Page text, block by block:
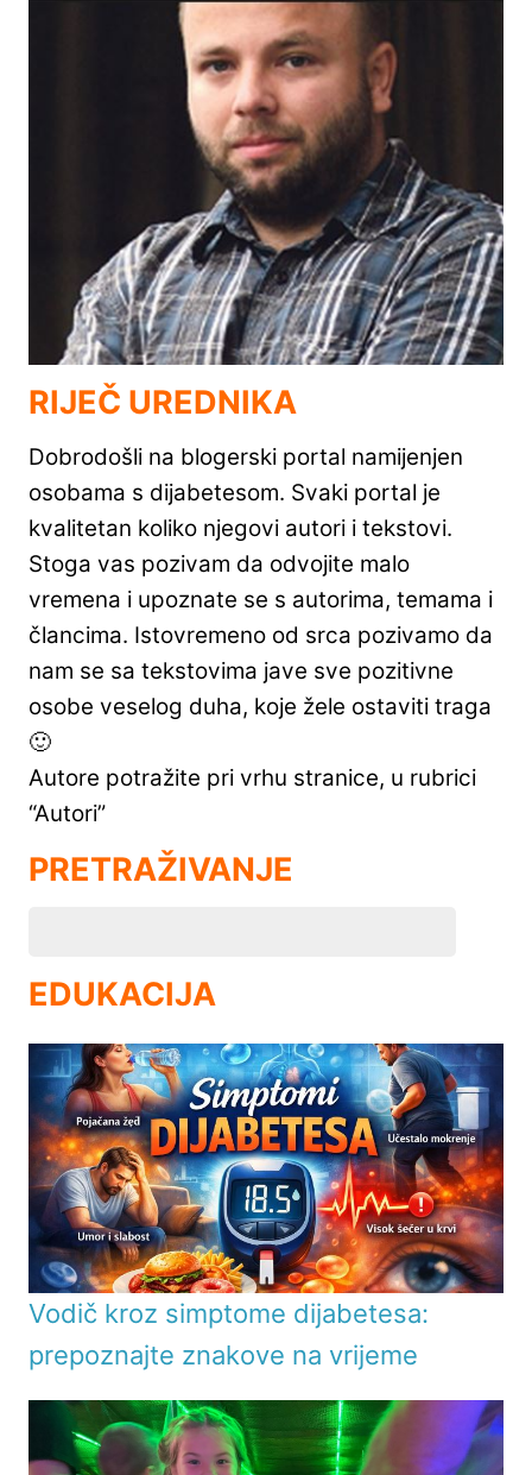
RIJEČ UREDNIKA
Dobrodošli na blogerski portal namijenjen
osobama s dijabetesom. Svaki portal je
kvalitetan koliko njegovi autori i tekstovi.
Stoga vas pozivam da odvojite malo
vremena i upoznate se s autorima, temama i
člancima. Istovremeno od srca pozivamo da
nam se sa tekstovima jave sve pozitivne
osobe veselog duha, koje žele ostaviti traga
🙂
Autore potražite pri vrhu stranice, u rubrici
“Autori”
PRETRAŽIVANJE
EDUKACIJA
Vodič kroz simptome dijabetesa:
prepoznajte znakove na vrijeme